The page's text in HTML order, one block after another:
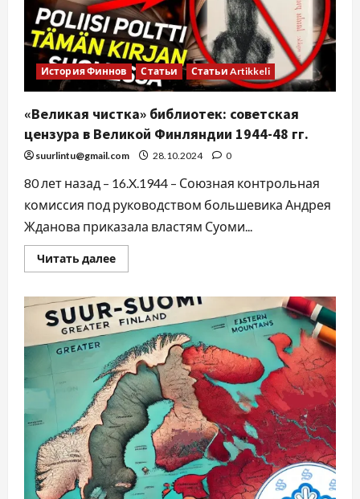
История Финнов Статьи Статьи Artikkeli
«Великая чистка» библиотек: советская
цензура в Великой Финляндии 1944-48 гг.
suurlintu@gmail.com 28.10.2024 0
80 лет назад – 16.X.1944 – Союзная контрольная
комиссия под руководством большевика Андрея
Жданова приказала властям Суоми...
Читать далее